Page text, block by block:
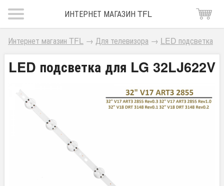
ИНТЕРНЕТ МАГАЗИН TFL
Интернет магазин TFL → Для телевизора → LED подсветка
LED подсветка для LG 32LJ622V